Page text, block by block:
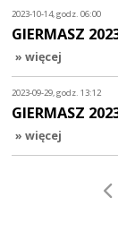
2023-10-14, godz. 06:00
GIERMASZ
» więcej
2023-09-29, godz. 13:12
GIERMASZ
» więcej